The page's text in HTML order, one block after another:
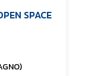
SPACE